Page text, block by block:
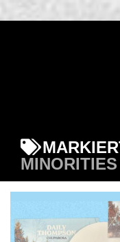
MINORITIES